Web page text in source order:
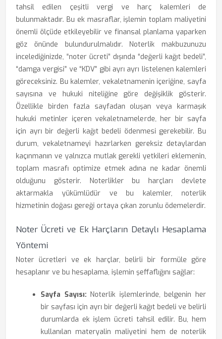
tahsil edilen çeşitli vergi ve harç kalemleri de
bulunmaktadır. Bu ek masraflar, işlemin toplam maliyetini
önemli ölçüde etkileyebilir ve finansal planlama yaparken
göz önünde bulundurulmalıdır. Noterlik makbuzunuzu
incelediğinizde, “noter ücreti” dışında “değerli kağıt bedeli”,
“damga vergisi” ve “KDV” gibi ayrı ayrı listelenen kalemleri
göreceksiniz. Bu kalemler, vekaletnamenin içeriğine, sayfa
sayısına ve hukuki niteliğine göre değişiklik gösterir.
Özellikle birden fazla sayfadan oluşan veya karmaşık
hukuki metinler içeren vekaletnamelerde, her bir sayfa
için ayrı bir değerli kağıt bedeli ödenmesi gerekebilir. Bu
durum, vekaletnameyi hazırlarken gereksiz detaylardan
kaçınmanın ve yalnızca mutlak gerekli yetkileri eklemenin,
toplam masrafı optimize etmek adına ne kadar önemli
olduğunu gösterir. Noterlikler bu harçları devlete
aktarmakla yükümlüdür ve bu kalemler, noterlik
hizmetinin doğası gereği ortaya çıkan zorunlu ödemelerdir.
Noter Ücreti ve Ek Harçların Detaylı Hesaplama
Yöntemi
Noter ücretleri ve ek harçlar, belirli bir formüle göre
hesaplanır ve bu hesaplama, işlemin şeffaflığını sağlar:
Sayfa Sayısı: Noterlik işlemlerinde, belgenin her
bir sayfası için ayrı bir değerli kağıt bedeli ve belirli
durumlarda ek işlem ücreti tahsil edilir. Bu, hem
kullanılan materyalin maliyetini hem de noterlik